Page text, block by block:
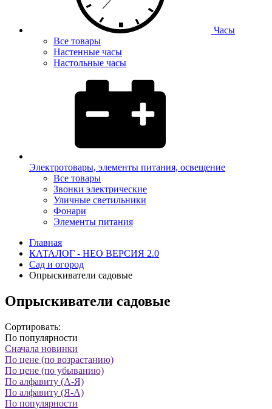
Часы
Все товары
Настенные часы
Настольные часы
Электротовары, элементы питания, освещение
Все товары
Звонки электрические
Уличные светильники
Фонари
Элементы питания
Главная
КАТАЛОГ - НЕО ВЕРСИЯ 2.0
Сад и огород
Опрыскиватели садовые
Опрыскиватели садовые
Сортировать:
По популярности
Сначала новинки
По цене (по возрастанию)
По цене (по убыванию)
По алфавиту (А-Я)
По алфавиту (Я-А)
По популярности